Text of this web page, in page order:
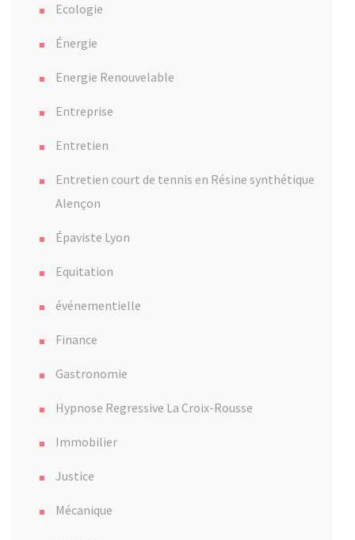
Ecologie
Énergie
Energie Renouvelable
Entreprise
Entretien
Entretien court de tennis en Résine synthétique
Alençon
Épaviste Lyon
Equitation
événementielle
Finance
Gastronomie
Hypnose Regressive La Croix-Rousse
Immobilier
Justice
Mécanique